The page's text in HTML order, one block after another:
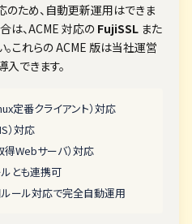
のため、自動更新運用はできま
は、ACME 対応の FujiSSL また
。これらの ACME 版は当社運営
できます。
定番クライアント）対応
）対応
得Webサーバ）対応
とも連携可
ール対応で完全自動運用